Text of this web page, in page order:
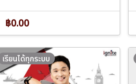
฿0.00
เรียนได้ทุกระบบ